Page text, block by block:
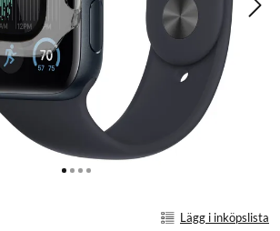
Lägg i inköpslista